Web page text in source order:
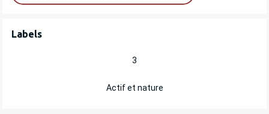
OFFRES DE PRESTATIONS
Labels
Labels
3
Actif et nature